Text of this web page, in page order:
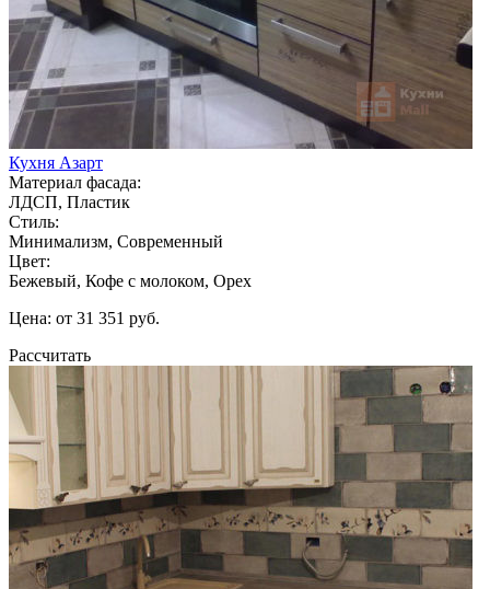
Кухня Азарт
Материал фасада:
ЛДСП, Пластик
Стиль:
Минимализм, Современный
Цвет:
Бежевый, Кофе с молоком, Орех
Цена: от 31 351 руб.
Рассчитать